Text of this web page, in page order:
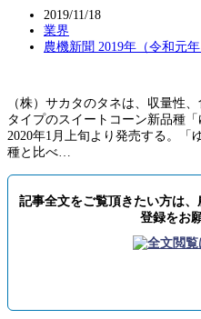
2019/11/18
業界
農機新聞 2019年（令和元
（株）サカタのタネは、収量性
タイプのスイートコーン新品種
2020年1月上旬より発売する。「
種と比べ…
記事全文をご覧頂きたい方は
登録をお